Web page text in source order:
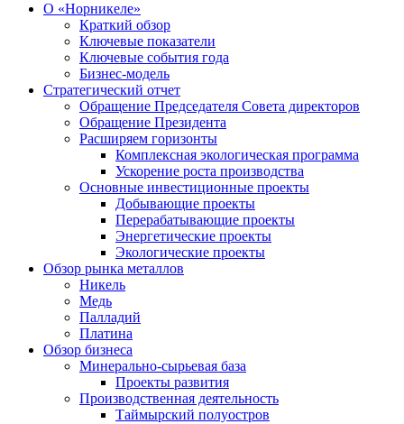
О «Норникеле»
Краткий обзор
Ключевые показатели
Ключевые события года
Бизнес-модель
Стратегический отчет
Обращение Председателя Совета директоров
Обращение Президента
Расширяем горизонты
Комплексная экологическая программа
Ускорение роста производства
Основные инвестиционные проекты
Добывающие проекты
Перерабатывающие проекты
Энергетические проекты
Экологические проекты
Обзор рынка металлов
Никель
Медь
Палладий
Платина
Обзор бизнеса
Минерально-сырьевая база
Проекты развития
Производственная деятельность
Таймырский полуостров